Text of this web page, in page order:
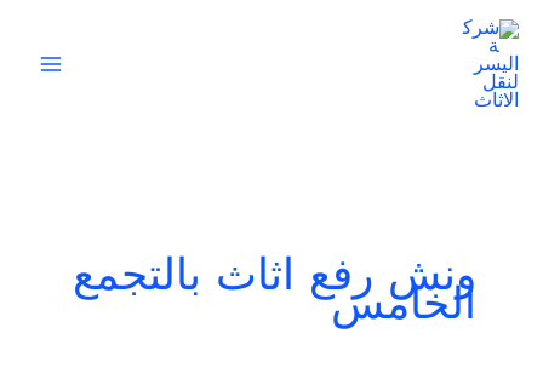
إلى
المحتوى
ونش رفع اثاث بالتجمع
الخامس